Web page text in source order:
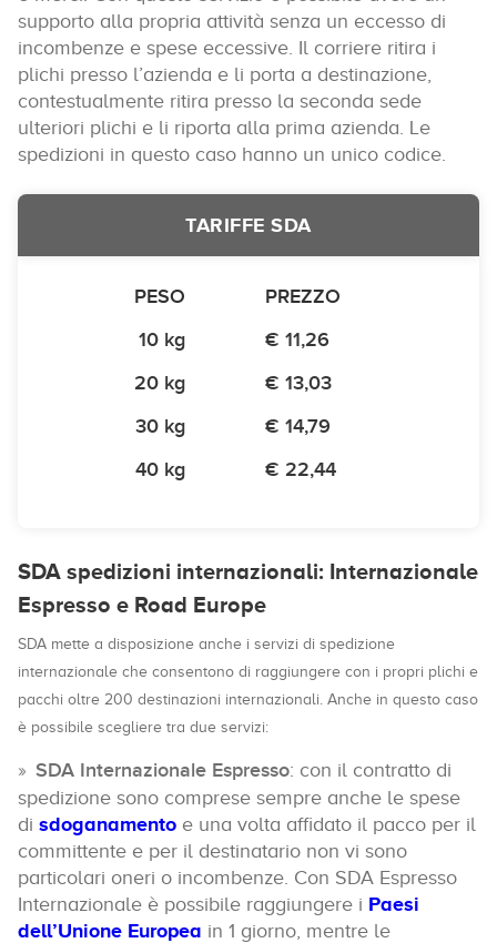
supporto alla propria attività senza un eccesso di
incombenze e spese eccessive. Il corriere ritira i
plichi presso l’azienda e li porta a destinazione,
contestualmente ritira presso la seconda sede
ulteriori plichi e li riporta alla prima azienda. Le
spedizioni in questo caso hanno un unico codice.
TARIFFE SDA
PESO
PREZZO
10 kg
€ 11,26
20 kg
€ 13,03
30 kg
€ 14,79
40 kg
€ 22,44
SDA spedizioni internazionali: Internazionale
Espresso e Road Europe
SDA mette a disposizione anche i servizi di spedizione
internazionale che consentono di raggiungere con i propri plichi e
pacchi oltre 200 destinazioni internazionali. Anche in questo caso
è possibile scegliere tra due servizi:
SDA Internazionale Espresso: con il contratto di
spedizione sono comprese sempre anche le spese
di sdoganamento e una volta affidato il pacco per il
committente e per il destinatario non vi sono
particolari oneri o incombenze. Con SDA Espresso
Internazionale è possibile raggiungere i Paesi
dell’Unione Europea in 1 giorno, mentre le